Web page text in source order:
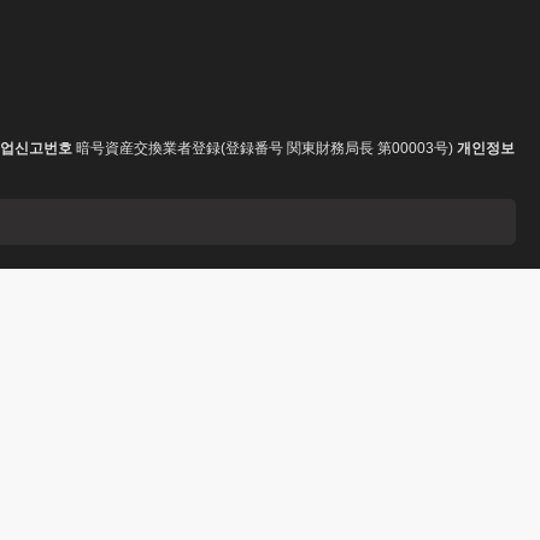
신고번호 暗号資産交換業者登録(登録番号 関東財務局長 第00003号) 개인정보